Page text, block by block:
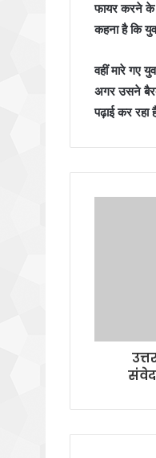
फायर करने के
कहना है कि
वहीं मारे गए
अगर उसने
पढ़ाई कर रहा